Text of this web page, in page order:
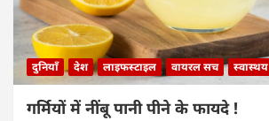
दुनियाँ देश लाइफस्टाइल वायरल सच स्वास्थय
गर्मियों में नींबू पानी पीने के फायदे !